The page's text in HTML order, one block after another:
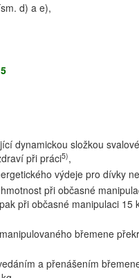
d) a e),
dynamickou složkou
při práci5),
výdeje pro dívky
při občasné
při občasné manipulaci 15
břemene
a přenášením